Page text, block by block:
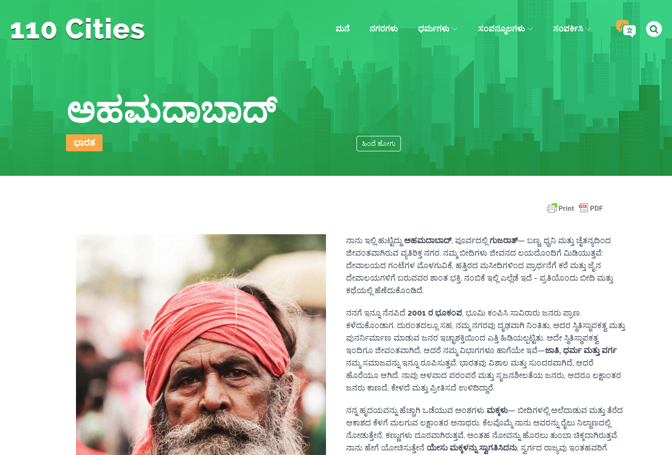
ಮನೆ ನಗರಗಳು ಧರ್ಮಗಳು ಸಂಪನ್ಮೂಲಗಳು ಸಂಪರ್ಕಿಸಿ
ಅಹಮದಾಬಾದ್
ಭಾರತ ಹಿಂದೆ ಹೋಗು
ನಾನು ಇಲ್ಲಿ ಹುಟ್ಟಿದ್ದು ಅಹಮದಾಬಾದ್, ಪೂರ್ವದಲ್ಲಿ ಗುಜರಾತ್— ಬಣ್ಣ, ಧ್ವನಿ ಮತ್ತು ಚೈತನ್ಯದಿಂದ
ಜೀವಂತವಾಗಿರುವ ವ್ಯತಿರಿಕ್ತ ನಗರ. ನಮ್ಮ ಬೀದಿಗಳು ಜೀವನದ ಲಯದೊಂದಿಗೆ ಮಿಡಿಯುತ್ತವೆ:
ದೇವಾಲಯದ ಗಂಟೆಗಳ ಮೊಳಗುವಿಕೆ, ಹತ್ತಿರದ ಮಸೀದಿಗಳಿಂದ ಪ್ರಾರ್ಥನೆಗೆ ಕರೆ ಮತ್ತು ಜೈನ
ದೇವಾಲಯಗಳಿಗೆ ಬರುವವರ ಶಾಂತ ಭಕ್ತಿ. ನಂಬಿಕೆ ಇಲ್ಲಿ ಎಲ್ಲೆಡೆ ಇದೆ - ಪ್ರತಿಯೊಂದು ಬೀದಿ ಮತ್ತು
ಕಥೆಯಲ್ಲಿ ಹೆಣೆದುಕೊಂಡಿದೆ.
ನನಗೆ ಇನ್ನೂ ನೆನಪಿದೆ 2001 ರ ಭೂಕಂಪ, ಭೂಮಿ ಕಂಪಿಸಿ ಸಾವಿರಾರು ಜನರು ಪ್ರಾಣ
ಕಳೆದುಕೊಂಡಾಗ. ದುರಂತದಲ್ಲೂ ಸಹ, ನಮ್ಮ ನಗರವು ದೃಢವಾಗಿ ನಿಂತಿತು, ಅದರ ಸ್ಥಿತಿಸ್ಥಾಪಕತ್ವ ಮತ್ತು
ಪುನರ್ನಿರ್ಮಾಣ ಮಾಡುವ ಜನರ ಇಚ್ಛಾಶಕ್ತಿಯಿಂದ ಎತ್ತಿ ಹಿಡಿಯಲ್ಪಟ್ಟಿತು. ಅದೇ ಸ್ಥಿತಿಸ್ಥಾಪಕತ್ವ
ಇಂದಿಗೂ ಜೀವಂತವಾಗಿದೆ, ಆದರೆ ನಮ್ಮ ವಿಭಾಗಗಳೂ ಹಾಗೆಯೇ ಇವೆ—ಜಾತಿ, ಧರ್ಮ ಮತ್ತು ವರ್ಗ
ನಮ್ಮ ಸಮಾಜವನ್ನು ಇನ್ನೂ ರೂಪಿಸುತ್ತವೆ. ಭಾರತವು ವಿಶಾಲ ಮತ್ತು ಸುಂದರವಾಗಿದೆ, ಆದರೆ
ಹೊರೆಯೂ ಆಗಿದೆ. ನಾವು ಆಳವಾದ ಪರಂಪರೆ ಮತ್ತು ಸೃಜನಶೀಲತೆಯ ಜನರು, ಆದರೂ ಲಕ್ಷಾಂತರ
ಜನರು ಕಾಣದೆ, ಕೇಳದೆ ಮತ್ತು ಪ್ರೀತಿಸದೆ ಉಳಿದಿದ್ದಾರೆ.
ನನ್ನ ಹೃದಯವನ್ನು ಹೆಚ್ಚಾಗಿ ಒಡೆಯುವ ಅಂಶಗಳು ಮಕ್ಕಳು— ಬೀದಿಗಳಲ್ಲಿ ಅಲೆದಾಡುವ ಮತ್ತು ತೆರೆದ
ಆಕಾಶದ ಕೆಳಗೆ ಮಲಗುವ ಲಕ್ಷಾಂತರ ಅನಾಥರು. ಕೆಲವೊಮ್ಮೆ ನಾನು ಅವರನ್ನು ರೈಲು ನಿಲ್ದಾಣದಲ್ಲಿ
ನೋಡುತ್ತೇನೆ, ಕಣ್ಣುಗಳು ದೂರವಾಗಿರುತ್ತವೆ, ಅಂತಹ ನೋವನ್ನು ಹೊರಲು ತುಂಬಾ ಚಿಕ್ಕದಾಗಿರುತ್ತವೆ.
ನಾನು ಹೇಗೆ ಯೋಚಿಸುತ್ತೇನೆ ಯೇಸು ಮಕ್ಕಳನ್ನು ಸ್ವಾಗತಿಸಿದನು, ಸ್ವರ್ಗದ ರಾಜ್ಯವು ಇಂತಹವರಿಗೆ